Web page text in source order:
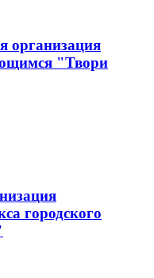
организация
"Твори
городского